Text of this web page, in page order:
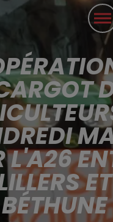
L'A26
ET
BÉTHUNE